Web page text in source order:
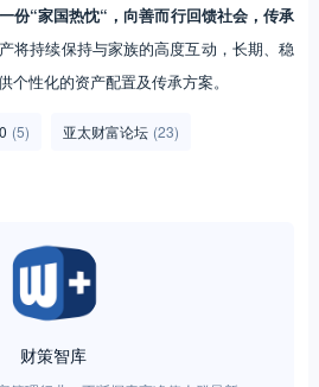
份“家国热忱“，向善而行回馈社会，传承
将持续保持与家族的高度互动，长期、稳
个性化的资产配置及传承方案。
(5) 亚太财富论坛 (23)
财策智库